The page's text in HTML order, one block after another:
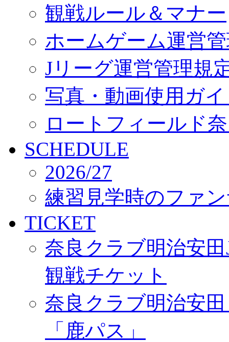
観戦ルール＆マナー
ホームゲーム運営
Jリーグ運営管理規
写真・動画使用ガ
ロートフィールド
SCHEDULE
2026/27
練習見学時のファ
TICKET
奈良クラブ明治安
観戦チケット
奈良クラブ明治安
「鹿パス」